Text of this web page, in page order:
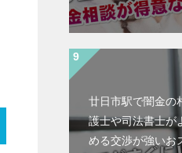
廿日市駅で闇金の
護士や司法書士が
める交渉が強いお